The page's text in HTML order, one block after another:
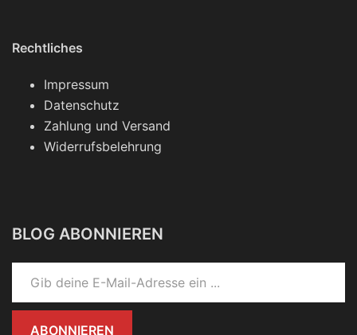
Rechtliches
Impressum
Datenschutz
Zahlung und Versand
Widerrufsbelehrung
BLOG ABONNIEREN
Gib deine E-Mail-Adresse ein ...
ABONNIEREN